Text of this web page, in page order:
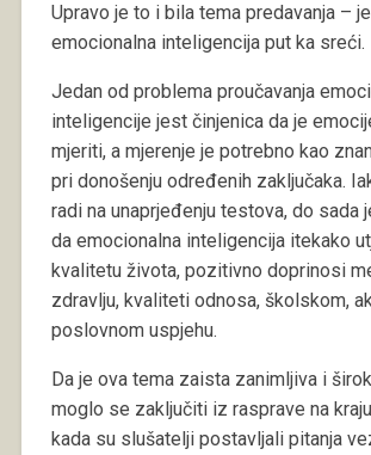
Upravo je to i bila tema predavanja –
emocionalna inteligencija put ka sreći.
Jedan od problema proučavanja
inteligencije jest činjenica da je
mjeriti, a mjerenje je potrebno kao
pri donošenju određenih zaključaka.
radi na unaprjeđenju testova, do sada
da emocionalna inteligencija itekako
kvalitetu života, pozitivno doprinosi
zdravlju, kvaliteti odnosa, školskom,
poslovnom uspjehu.
Da je ova tema zaista zanimljiva i
moglo se zaključiti iz rasprave na
kada su slušatelji postavljali pitanja